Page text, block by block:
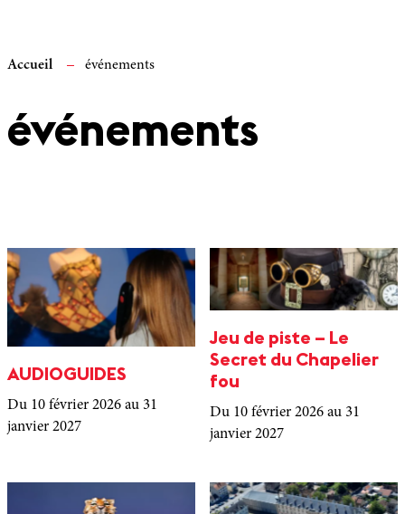
Accueil événements
événements
AUDIOGUIDES
Du 10 février 2026 au 31
janvier 2027
Jeu de piste – Le
Secret du Chapelier
fou
Du 10 février 2026 au 31
janvier 2027